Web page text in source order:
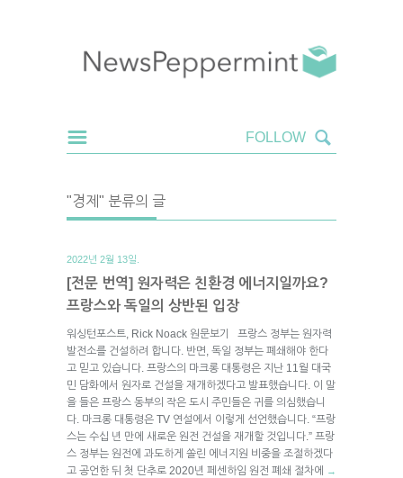
"경제" 분류의 글
2022년 2월 13일.
[전문 번역] 원자력은 친환경 에너지일까요?
프랑스와 독일의 상반된 입장
워싱턴포스트, Rick Noack 원문보기 프랑스 정부는 원자력
발전소를 건설하려 합니다. 반면, 독일 정부는 폐쇄해야 한다
고 믿고 있습니다. 프랑스의 마크롱 대통령은 지난 11월 대국
민 담화에서 원자로 건설을 재개하겠다고 발표했습니다. 이 말
을 들은 프랑스 동부의 작은 도시 주민들은 귀를 의심했습니
다. 마크롱 대통령은 TV 연설에서 이렇게 선언했습니다. “프랑
스는 수십 년 만에 새로운 원전 건설을 재개할 것입니다.” 프랑
스 정부는 원전에 과도하게 쏠린 에너지원 비중을 조절하겠다
고 공언한 뒤 첫 단추로 2020년 페센하임 원전 폐쇄 절차에
→